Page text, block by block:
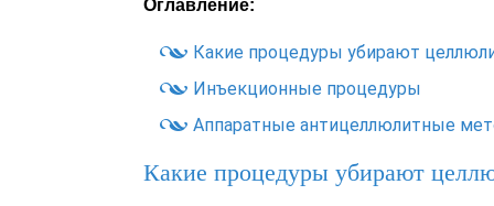
Оглавление:
Какие процедуры убирают
Инъекционные процедуры
Аппаратные антицеллюлитные
Какие процедуры убирают